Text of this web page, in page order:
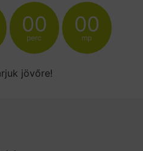
00
perc
00
mp
jövőre!